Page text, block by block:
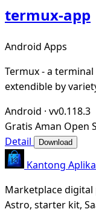
termux-app
Android Apps
Termux - a
extendible by
Android · vv0.118.3
Gratis Aman Open
Detail
Download
Kantong
Marketplace
Astro, starter kit,